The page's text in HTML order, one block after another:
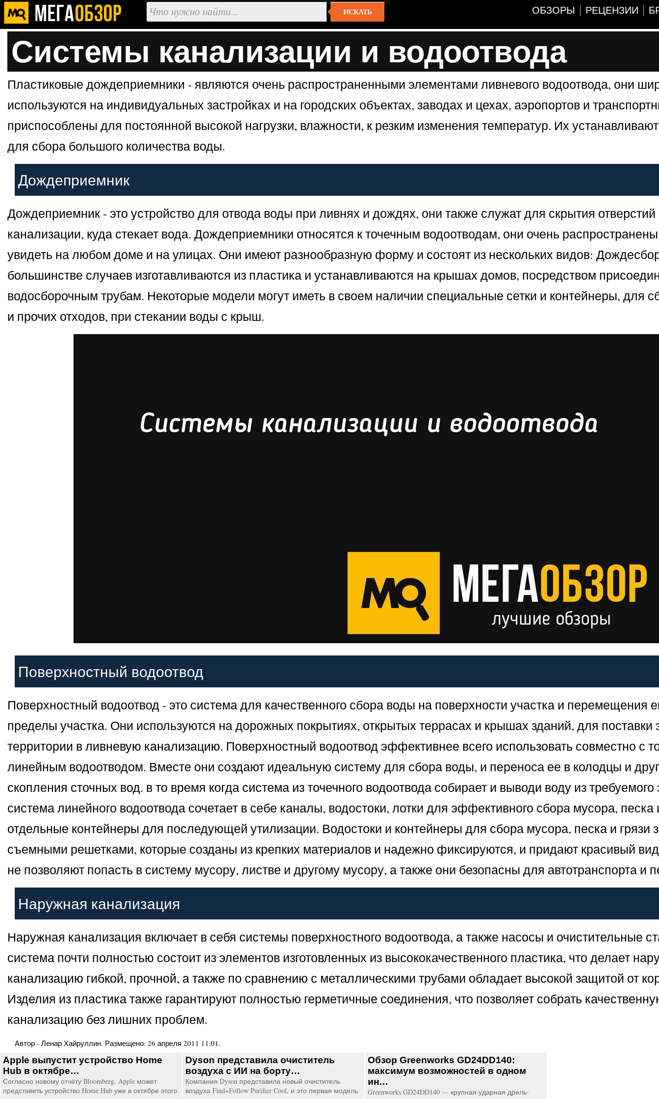
ИСКАТЬ ОБЗОРЫ РЕЦЕНЗИИ
Системы канализации и водоотвода
Пластиковые дождеприемники - являются очень распространенными элементами ливневого водоотвода, они
используются на индивидуальных застройках и на городских объектах, заводах и цехах, аэропортов и
приспособлены для постоянной высокой нагрузки, влажности, к резким изменения температур. Их
для сбора большого количества воды.
Дождеприемник
Дождеприемник - это устройство для отвода воды при ливнях и дождях, они также служат для скрытия отверстий
канализации, куда стекает вода. Дождеприемники относятся к точечным водоотводам, они очень
увидеть на любом доме и на улицах. Они имеют разнообразную форму и состоят из нескольких видов:
большинстве случаев изготавливаются из пластика и устанавливаются на крышах домов, посредством
водосборочным трубам. Некоторые модели могут иметь в своем наличии специальные сетки и контейнеры, для
и прочих отходов, при стекании воды с крыш.
Поверхностный водоотвод
Поверхностный водоотвод - это система для качественного сбора воды на поверхности участка и перемещения
пределы участка. Они используются на дорожных покрытиях, открытых террасах и крышах зданий, для поставки
территории в ливневую канализацию. Поверхностный водоотвод эффективнее всего использовать совместно с
линейным водоотводом. Вместе они создают идеальную систему для сбора воды, и переноса ее в колодцы и
скопления сточных вод. в то время когда система из точечного водоотвода собирает и выводи воду из требуемого
система линейного водоотвода сочетает в себе каналы, водостоки, лотки для эффективного сбора мусора, песка
отдельные контейнеры для последующей утилизации. Водостоки и контейнеры для сбора мусора, песка и грязи
съемными решетками, которые созданы из крепких материалов и надежно фиксируются, и придают красивый
не позволяют попасть в систему мусору, листве и другому мусору, а также они безопасны для автотранспорта и
Наружная канализация
Наружная канализация включает в себя системы поверхностного водоотвода, а также насосы и очистительные
система почти полностью состоит из элементов изготовленных из высококачественного пластика, что делает
канализацию гибкой, прочной, а также по сравнению с металлическими трубами обладает высокой защитой от
Изделия из пластика также гарантируют полностью герметичные соединения, что позволяет собрать
канализацию без лишних проблем.
Автор - Ленар Хайруллин. Размещено: 26 апреля 2011 11:01.
Apple выпустит устройство Home
Hub в октябре…
Согласно новому отчёту Bloomberg, Apple может
представить устройство Home Hub уже в октябре этого
Dyson представила очиститель
воздуха с ИИ на борту…
Компания Dyson представила новый очиститель
воздуха Find+Follow Purifier Cool, и это первая модель
Обзор Greenworks GD24DD140:
максимум возможностей в одном
ин…
Greenworks GD24DD140 — крупная ударная дрель-